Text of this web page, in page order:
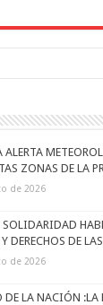
ZONAS DE LA
de 2026
SOLIDARIDAD
DERECHOS DE
de 2026
DE LA NACIÓN